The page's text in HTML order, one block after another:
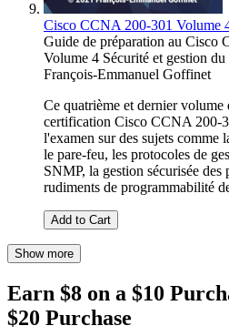
Cisco CCNA 200-301 Volume
Guide de préparation au Cisco
Volume 4 Sécurité et gestion du
François-Emmanuel Goffinet
Ce quatrième et dernier
certification Cisco CCNA 200-
l'examen sur des sujets comme
le pare-feu, les protocoles de
SNMP, la gestion sécurisée des
rudiments de programmabilité
Add to Cart
Show more
Earn $8 on a $10
$20 Purchase